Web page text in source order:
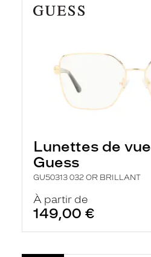
Lunettes de vue
Guess
GU50313 032 OR BRILLANT
À partir de
149,00 €